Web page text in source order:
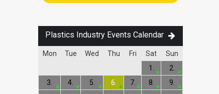
Plastics Industry Events Calendar
Mon Tue Wed Thu Fri Sat Sun
1.
2.
3.
4. 5. 6. 7. 8.
9.